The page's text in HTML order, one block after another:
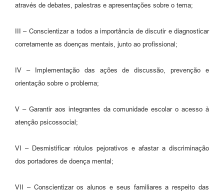
através de debates, palestras e apresentações sobre o tema;
III – Conscientizar a todos a importância de discutir e diagnosticar
corretamente as doenças mentais, junto ao profissional;
IV – Implementação das ações de discussão, prevenção e
orientação sobre o problema;
V – Garantir aos integrantes da comunidade escolar o acesso à
atenção psicossocial;
VI – Desmistificar rótulos pejorativos e afastar a discriminação
dos portadores de doença mental;
VII – Conscientizar os alunos e seus familiares a respeito das